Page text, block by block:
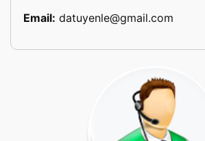
Email: datuyenle@gmail.com